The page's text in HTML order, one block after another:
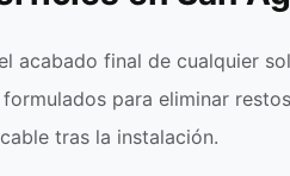
acabado final de cualquier
formulados para eliminar
tras la instalación.